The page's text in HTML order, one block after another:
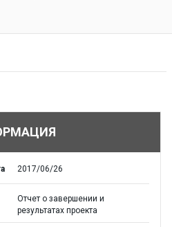
2017/06/26
Отчет о завершении и
результатах проекта